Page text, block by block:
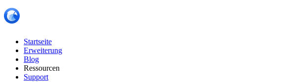
Startseite
Erweiterung
Blog
Ressourcen
Support